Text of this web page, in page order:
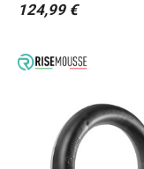
124,99 €